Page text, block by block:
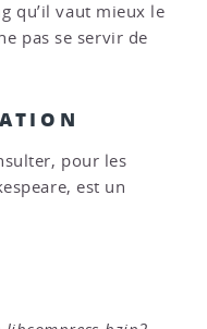
qu’il vaut mieux le
pas se servir de
pour les
est un